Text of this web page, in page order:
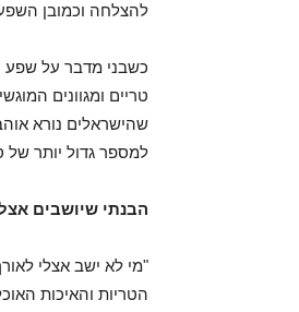
להצלחה וכמובן
טריים ומגוונים
שהישראלים נורא
למספר גדול יותר
הבנתי שיושבים
"מי לא ישב אצלי
הטריות והאיכות